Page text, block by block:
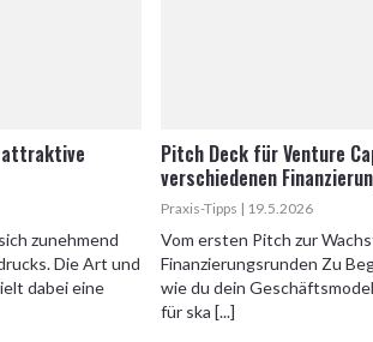
zunehmend
Die Art und
dabei eine
Pitch Deck für Venture
verschiedenen
Praxis-Tipps | 19.5.2026
Vom ersten Pitch zur
Finanzierungsrunden Zu
wie du dein
für ska [...]